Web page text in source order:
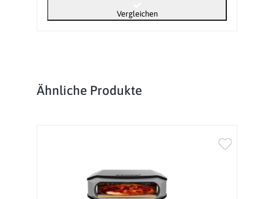
Vergleichen
Produktgalerie überspringen
Ähnliche Produkte